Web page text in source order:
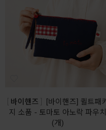
바이핸즈
[바이핸즈] 퀼트패키
지 소품 - 토마토 아노락 파우치
(개)